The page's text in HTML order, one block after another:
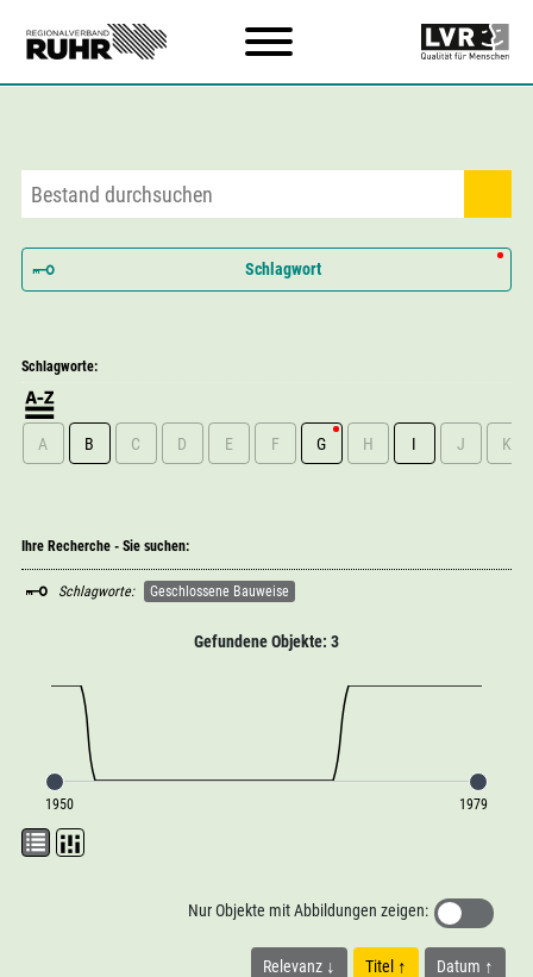
Schlagwort
Gefundene Objekte: 3
1950 1979
Relevanz Titel Datum
Nur Objekte mit Abbildungen zeigen:
Schlagworte:
A B C D E F G H I J K
Ihre Recherche - Sie suchen:
Schlagworte: Geschlossene Bauweise